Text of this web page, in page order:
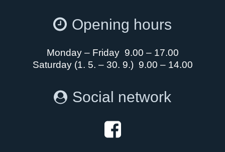
Opening hours
Monday – Friday 9.00 – 17.00
Saturday (1. 5. – 30. 9.) 9.00 – 14.00
Social network